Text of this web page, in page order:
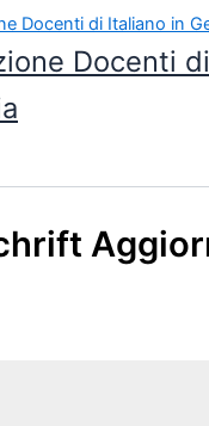
Docenti